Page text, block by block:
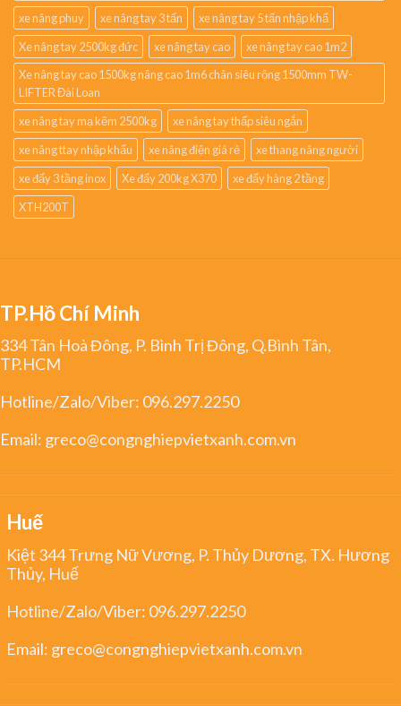
xe nâng phuy
xe nâng tay 3 tấn
xe nâng tay 5 tấn nhập khẩ
Xe nâng tay 2500kg đức
xe nâng tay cao
xe nâng tay cao 1m2
Xe nâng tay cao 1500kg nâng cao 1m6 chân siêu rộng 1500mm TW-
LIFTER Đài Loan
xe nâng tay mạ kẽm 2500kg
xe nâng tay thấp siêu ngắn
xe nâng ttay nhập khẩu
xe nâng điện giá rẻ
xe thang nâng người
xe đẩy 3 tầng inox
Xe đẩy 200kg X370
xe đẩy hàng 2 tầng
XTH200T
TP.Hồ Chí Minh
334 Tân Hoà Đông, P. Bình Trị Đông, Q.Bình Tân,
TP.HCM
Hotline/Zalo/Viber: 096.297.2250
Email: greco@congnghiepvietxanh.com.vn
Huế
Kiệt 344 Trưng Nữ Vương, P. Thủy Dương, TX. Hương
Thủy, Huế
Hotline/Zalo/Viber: 096.297.2250
Email: greco@congnghiepvietxanh.com.vn